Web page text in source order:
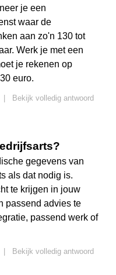
je een
waar de
aan zo'n 130 tot
Werk je met een
je rekenen op
euro.
Bekijk volledig antwoord
gegevens van
als dat nodig is.
te krijgen in jouw
passend advies te
passend werk of
Bekijk volledig antwoord